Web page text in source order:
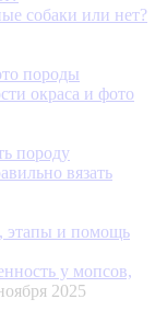
собаки или нет?
окраса и фото
вязать
у мопсов,
2025